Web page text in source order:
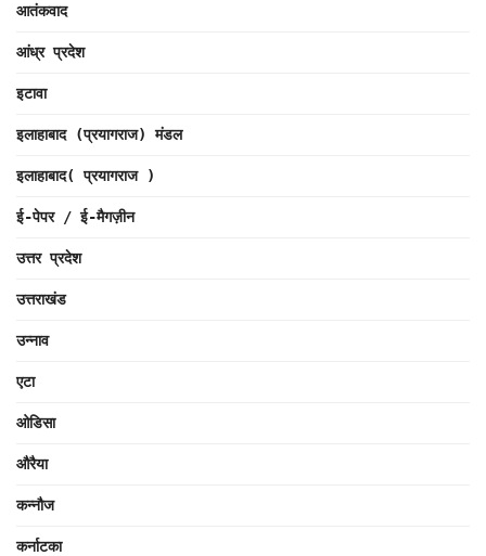
आतंकवाद
आंध्र प्रदेश
इटावा
इलाहाबाद (प्रयागराज) मंडल
इलाहाबाद( प्रयागराज )
ई-पेपर / ई-मैगज़ीन
उत्तर प्रदेश
उत्तराखंड
उन्नाव
एटा
ओडिसा
औरैया
कन्नौज
कर्नाटका